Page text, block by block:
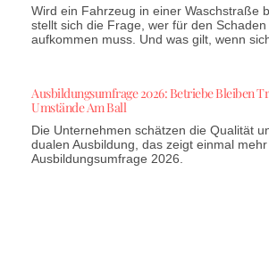
Wird ein Fahrzeug in einer Waschstraße
stellt sich die Frage, wer für den Schaden
aufkommen muss. Und was gilt, wenn
Ausbildungsumfrage 2026: Betriebe Bleiben
Umstände Am Ball
Die Unternehmen schätzen die Qualität
dualen Ausbildung, das zeigt einmal
Ausbildungsumfrage 2026.